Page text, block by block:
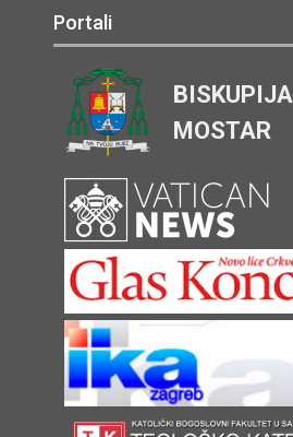
Portali
BISKUPIJA
MOSTAR